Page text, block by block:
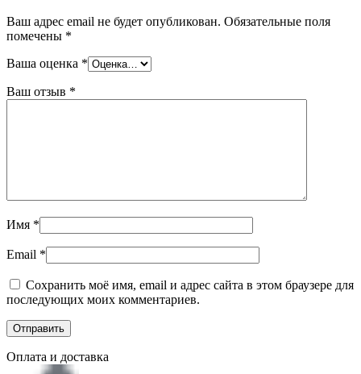
Ваш адрес email не будет опубликован. Обязательные поля
помечены *
Ваша оценка *
Ваш отзыв *
Имя *
Email *
Сохранить моё имя, email и адрес сайта в этом браузере для
последующих моих комментариев.
Оплата и доставка